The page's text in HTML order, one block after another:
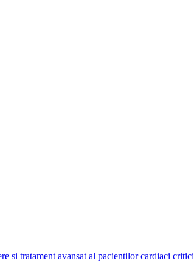
si tratament avansat al pacientilor cardiaci critici